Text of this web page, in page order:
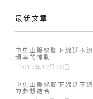
最新文章
中央山脈緣腳下綿延不
頻率的悸動
2017年12月28日
中央山脈緣腳下綿延不
的夢想結合